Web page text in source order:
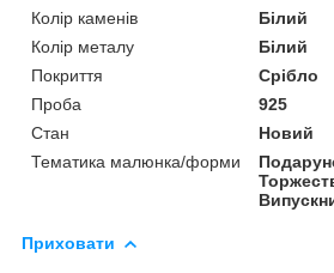
Колір каменів
Білий
Колір металу
Білий
Покриття
Срібло
Проба
925
Стан
Новий
Тематика малюнка/форми
Приховати